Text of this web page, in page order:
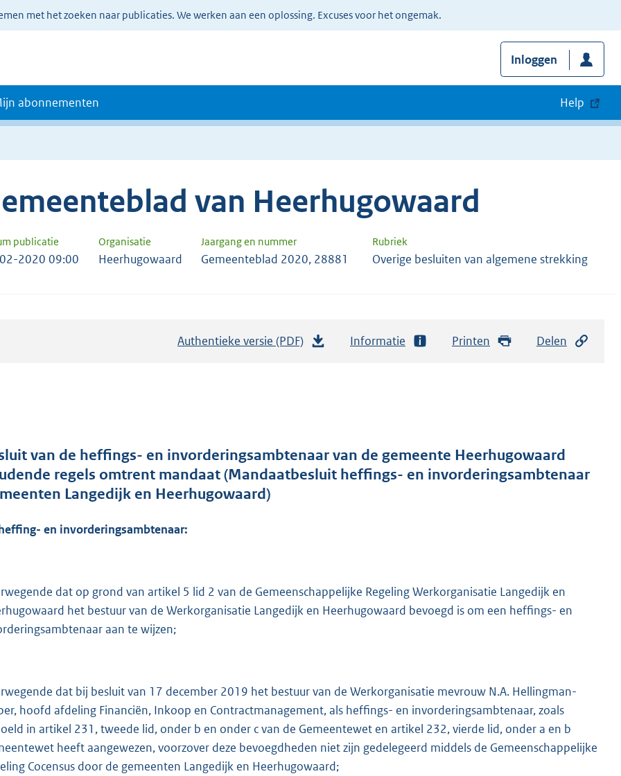
met het zoeken naar publicaties. We werken aan een oplossing. Excuses voor het ongemak.
Inloggen
abonnementen Help
van Heerhugowaard
publicatie Organisatie Jaargang en nummer Rubriek
2020 09:00 Heerhugowaard Gemeenteblad 2020, 28881 Overige besluiten van algemene strekking
Authentieke versie (PDF)
d
s
K
b
Informatie Printen Delen
van de heffings- en invorderingsambtenaar van de gemeente Heerhugowaard
regels omtrent mandaat (Mandaatbesluit heffings- en invorderingsambtenaar
Langedijk en Heerhugowaard)
en invorderingsambtenaar:
dat op grond van artikel 5 lid 2 van de Gemeenschappelijke Regeling Werkorganisatie Langedijk en
het bestuur van de Werkorganisatie Langedijk en Heerhugowaard bevoegd is om een heffings- en
aan te wijzen;
dat bij besluit van 17 december 2019 het bestuur van de Werkorganisatie mevrouw N.A. Hellingman-
hoofd afdeling Financiën, Inkoop en Contractmanagement, als heffings- en invorderingsambtenaar, zoals
in artikel 231, tweede lid, onder b en onder c van de Gemeentewet en artikel 232, vierde lid, onder a en b
heeft aangewezen, voorzover deze bevoegdheden niet zijn gedelegeerd middels de Gemeenschappelijke
Cocensus door de gemeenten Langedijk en Heerhugowaard;